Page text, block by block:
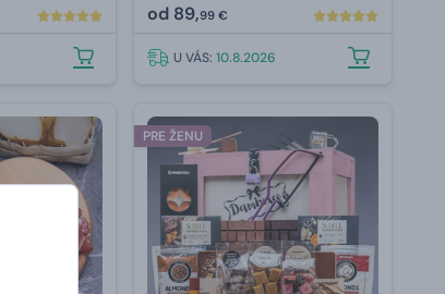
od 89,99 €
U VÁS:10.8.2026
PRE ŽENU